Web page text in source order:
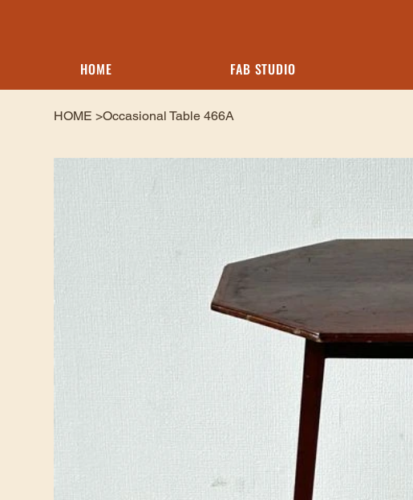
HOME FAB STUDIO
HOME >Occasional Table 466A